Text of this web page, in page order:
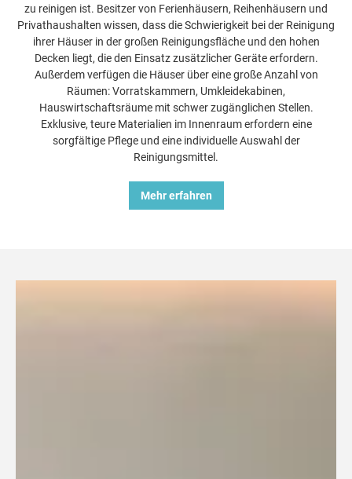
zu reinigen ist. Besitzer von Ferienhäusern, Reihenhäusern und
Privathaushalten wissen, dass die Schwierigkeit bei der Reinigung
ihrer Häuser in der großen Reinigungsfläche und den hohen
Decken liegt, die den Einsatz zusätzlicher Geräte erfordern.
Außerdem verfügen die Häuser über eine große Anzahl von
Räumen: Vorratskammern, Umkleidekabinen,
Hauswirtschaftsräume mit schwer zugänglichen Stellen.
Exklusive, teure Materialien im Innenraum erfordern eine
sorgfältige Pflege und eine individuelle Auswahl der
Reinigungsmittel.
Mehr erfahren